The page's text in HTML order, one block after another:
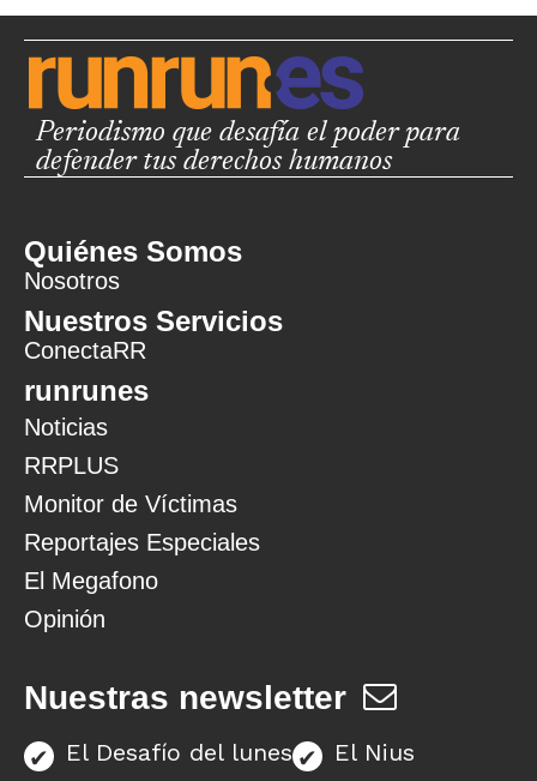
Periodismo que desafía el poder para
defender tus derechos humanos
Quiénes Somos
Nosotros
Nuestros Servicios
ConectaRR
runrunes
Noticias
RRPLUS
Monitor de Víctimas
Reportajes Especiales
El Megafono
Opinión
Nuestras newsletter
El Desafío del lunes El Nius